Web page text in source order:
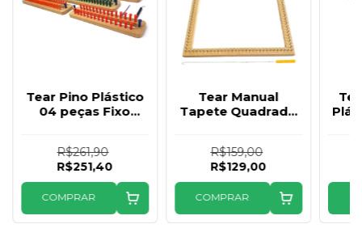
Tear Pino Plástico
04 peças Fixo
R$261,90
R$251,40
COMPRAR
Tear Manual
Tapete Quadrado
R$159,00
R$129,00
COMPRAR